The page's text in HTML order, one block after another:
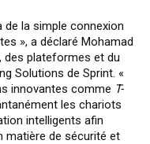
de la simple connexion
», a déclaré Mohamad
des plateformes et du
Solutions de Sprint. «
innovantes comme T-
les chariots
intelligents afin
matière de sécurité et